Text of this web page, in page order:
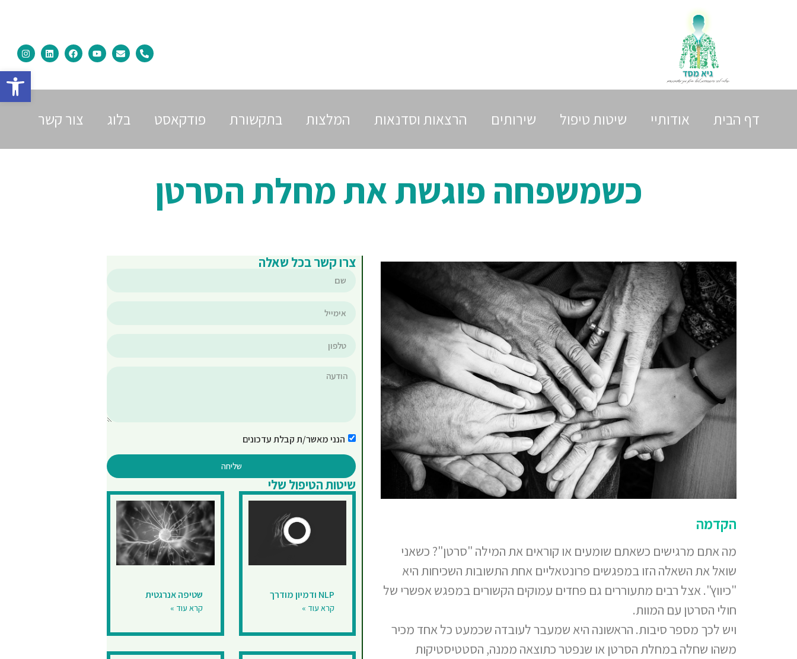
דף הבית אודותיי שיטות טיפול שירותים הרצאות וסדנאות המלצות בתקשורת פודקאסט בלוג צור קשר
כשמשפחה פוגשת את מחלת הסרטן
הקדמה
מה אתם מרגישים כשאתם שומעים או קוראים את המילה "סרטן"? כשאני
שואל את השאלה הזו במפגשים פרונטאליים אחת התשובות השכיחות היא
"כיווץ". אצל רבים מתעוררים גם פחדים עמוקים הקשורים במפגש אפשרי של
חולי הסרטן עם המוות.
ויש לכך מספר סיבות. הראשונה היא שמעבר לעובדה שכמעט כל אחד מכיר
משהו שחלה במחלת הסרטן או שנפטר כתוצאה ממנה, הסטטיסטיקות
צרו קשר בכל שאלה
הנני מאשר/ת קבלת עדכונים
שליחה
שיטות הטיפול שלי
NLP ודמיון מודרך
קרא עוד »
שטיפה אנרגטית
קרא עוד »